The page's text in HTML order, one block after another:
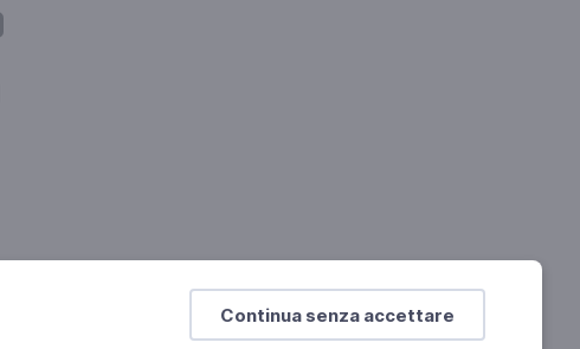
Continua senza accettare